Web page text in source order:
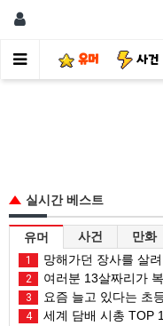
유머 사건
실시간 베스트
유머 사건 만화
1 망해가던 장사를 살려
2 여러분 13살짜리가 복
3 요즘 늘고 있다는 초
4 세계 담배 시총 TOP